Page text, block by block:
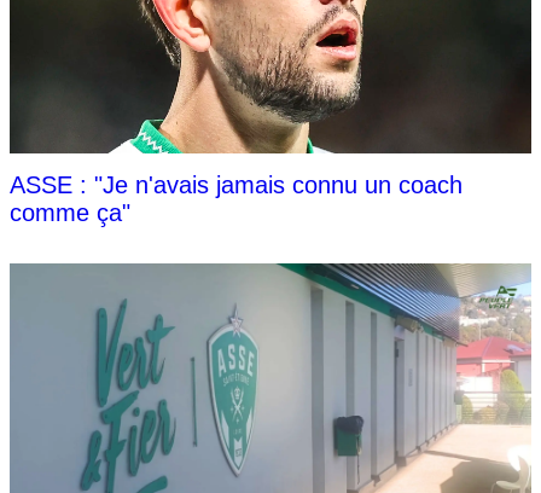
ASSE : "Je n'avais jamais connu un coach
comme ça"